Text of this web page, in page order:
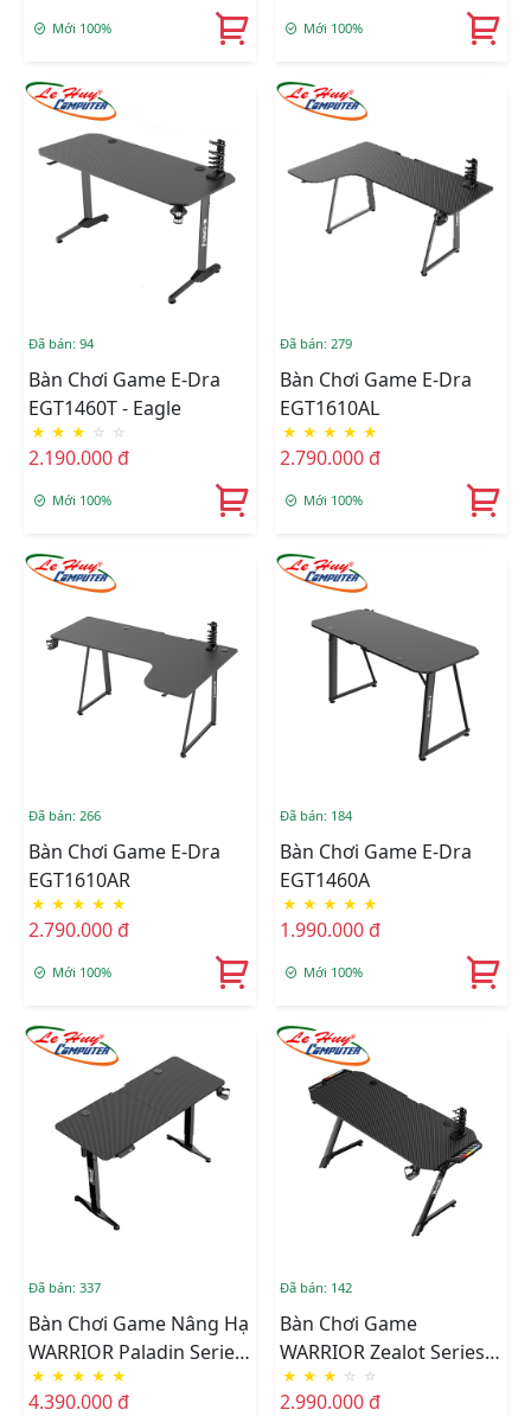
Mới 100% Mới 100%
Đã bán: 94
Bàn Chơi Game E-Dra
EGT1460T - Eagle
★ ★ ★ ☆ ☆
2.190.000 đ
Mới 100%
Đã bán: 279
Bàn Chơi Game E-Dra
EGT1610AL
★ ★ ★ ★ ★
2.790.000 đ
Mới 100%
Đã bán: 266
Bàn Chơi Game E-Dra
EGT1610AR
★ ★ ★ ★ ★
2.790.000 đ
Mới 100%
Đã bán: 184
Bàn Chơi Game E-Dra
EGT1460A
★ ★ ★ ★ ★
1.990.000 đ
Mới 100%
Đã bán: 337
Bàn Chơi Game Nâng Hạ
WARRIOR Paladin Series
WGT606
★ ★ ★ ★ ★
4.390.000 đ
Đã bán: 142
Bàn Chơi Game
WARRIOR Zealot Series
WGT303
★ ★ ★ ☆ ☆
2.990.000 đ